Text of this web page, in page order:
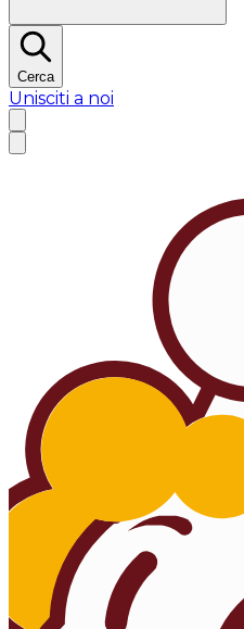
Cerca
Unisciti a noi